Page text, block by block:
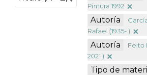
Pintura 1992
Autoría
Rafael (1935- )
Autoría
Feito
2021 )
Tipo de